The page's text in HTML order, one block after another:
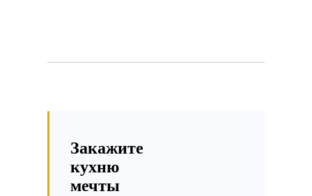
Закажите
кухню
мечты